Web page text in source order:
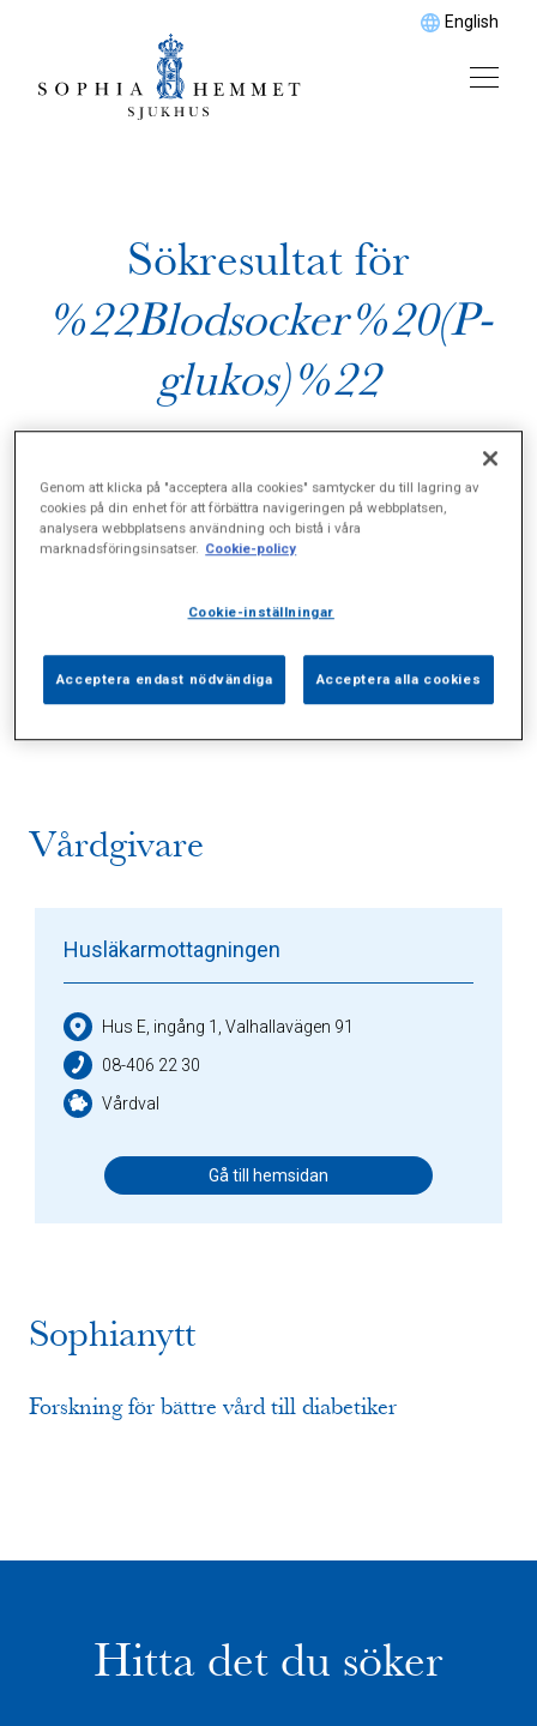
English
Sökresultat för
%22Blodsocker%20(P-
glukos)%22
Alla (5) Vårdgivare (1) Specialister (0)
Sidor (0) Press (0) Sophianytt (1)
Vårdgivare
Husläkarmottagningen
Hus E, ingång 1, Valhallavägen 91
08-406 22 30
Vårdval
Gå till hemsidan
Sophianytt
Forskning för bättre vård till diabetiker
Hitta det du söker
Genom att klicka på "acceptera alla cookies" samtycker du till lagring av
cookies på din enhet för att förbättra navigeringen på webbplatsen,
analysera webbplatsens användning och bistå i våra
marknadsföringsinsatser. Cookie-policy
Cookie-inställningar
Acceptera endast nödvändiga Acceptera alla cookies